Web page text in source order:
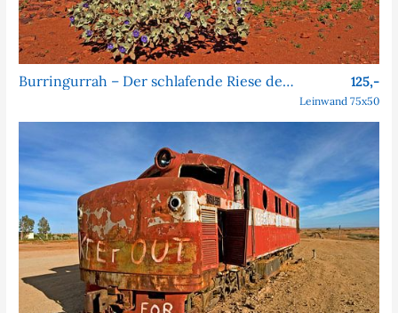
Burringurrah – Der schlafende Riese des Outbacks 125,-
Leinwand 75x50